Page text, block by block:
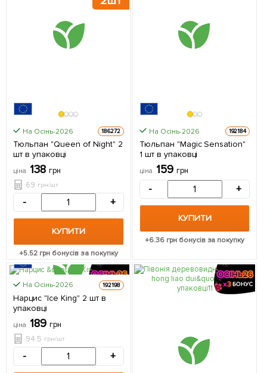
На Осінь-2026 186272
Тюльпан "Queen of Night" 2
шт в упаковці
ціна 138 грн
69 грн/шт
- +
КУПИТИ
+5.52 грн бонусів за покупку
На Осінь-2026 192184
Тюльпан "Magic Sensation"
1 шт в упаковці
ціна 159 грн
- +
КУПИТИ
+6.36грн бонусів за покупку
ЦІНА ЗА
На Осінь-2026 192198
Нарцис "Ice King" 2 шт в
упаковці
ціна 189 грн
94.5 грн/шт
- +